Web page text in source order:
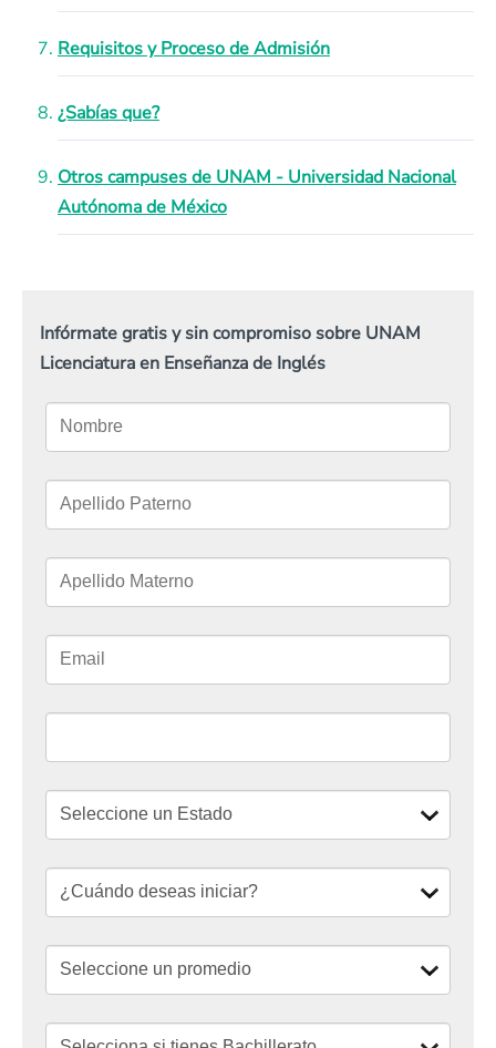
Requisitos y Proceso de Admisión
¿Sabías que?
Otros campuses de UNAM - Universidad Nacional
Autónoma de México
Infórmate gratis y sin compromiso sobre UNAM
Licenciatura en Enseñanza de Inglés